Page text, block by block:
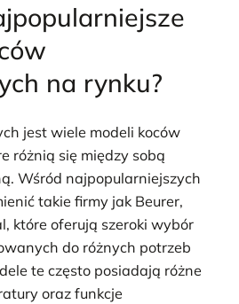
na rynku?
jest wiele modeli koców
różnią się między sobą
Wśród najpopularniejszych
takie firmy jak Beurer,
które oferują szeroki wybór
do różnych potrzeb
te często posiadają różne
oraz funkcje